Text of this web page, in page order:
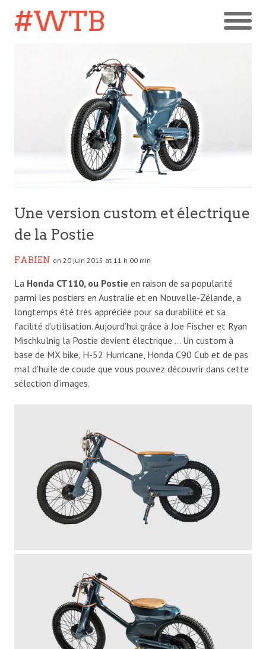
#WTB
Une version custom et électrique
de la Postie
FABIEN on 20 juin 2015 at 11 h 00 min
La Honda CT110, ou Postie en raison de sa popularité
parmi les postiers en Australie et en Nouvelle-Zélande, a
longtemps été très appréciée pour sa durabilité et sa
facilité d’utilisation. Aujourd’hui grâce à Joe Fischer et Ryan
Mischkulnig la Postie devient électrique … Un custom à
base de MX bike, H-52 Hurricane, Honda C90 Cub et de pas
mal d’huile de coude que vous pouvez découvrir dans cette
sélection d’images.